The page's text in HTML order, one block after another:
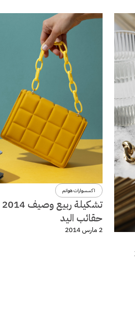
اكسسوارات هوانم
حقائب اليد
2 مارس 2014